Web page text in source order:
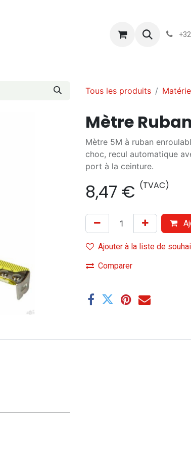
Conditions-
Tous les produits
Mètre
Mètre 5M à ruban
choc, recul automatique
port à la ceinture.
8,47 € (TVAC)
Ajouter à la liste de
Comparer